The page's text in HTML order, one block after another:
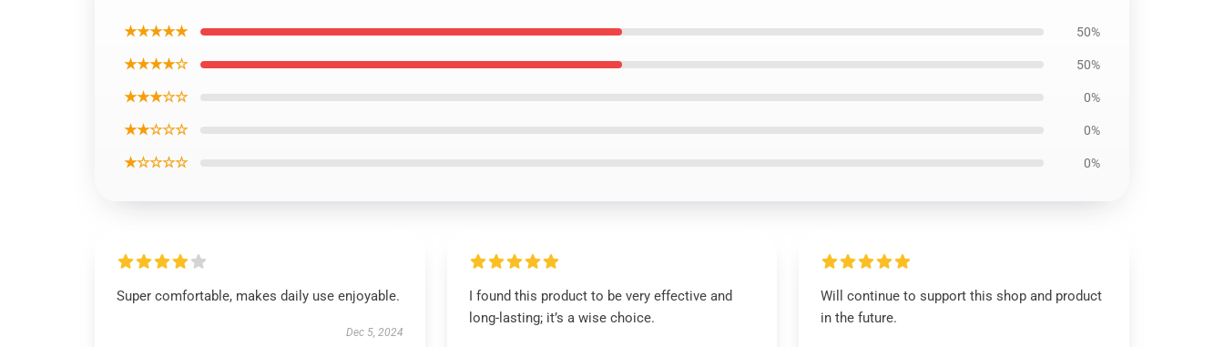
★★★★★ 50%
★★★★☆ 50%
★★★☆☆ 0%
★★☆☆☆ 0%
★☆☆☆☆ 0%
Super comfortable, makes daily use enjoyable.
Dec 5, 2024
I found this product to be very effective and
long-lasting; it’s a wise choice.
Will continue to support this shop and product
in the future.